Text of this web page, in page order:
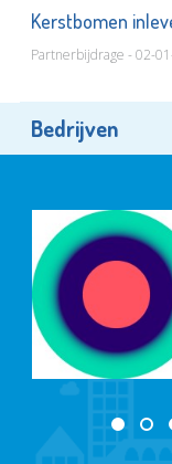
Kerstbomen
Partnerbijdrage - 02-
Bedrijven